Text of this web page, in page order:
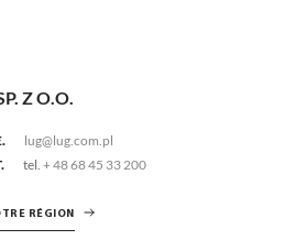
Z O.O.
lug@lug.com.pl
tel. + 48 68 45 33 200
RÉGION